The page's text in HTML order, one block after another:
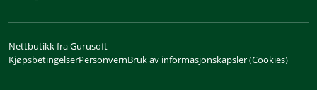
Nettbutikk fra Gurusoft
KjøpsbetingelserPersonvernBruk av informasjonskapsler (Cookies)